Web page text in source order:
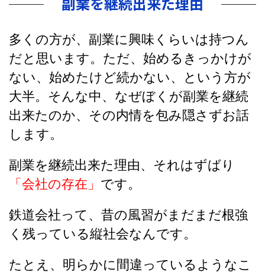
多くの方が、副業に興味くらいは持つん
だと思います。ただ、始めるきっかけが
ない、始めたけど続かない、という方が
大半。そんな中、なぜぼくが副業を継続
出来たのか、その内情を包み隠さずお話
します。
副業を継続出来た理由、それはずばり
「会社の存在」 です。
鉄道会社って、昔の風習がまだまだ根強
く残っている縦社会なんです。
たとえ、明らかに間違っているようなこ